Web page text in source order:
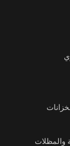
والمظلات